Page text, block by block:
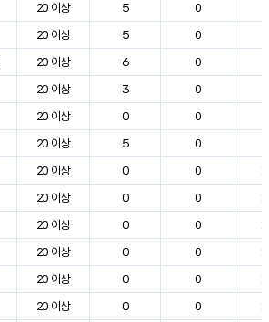
20 이상 5 0
20 이상 5 0
20 이상 6 0
20 이상 3 0
20 이상 0 0
20 이상 5 0
20 이상 0 0
20 이상 0 0
20 이상 0 0
20 이상 0 0
20 이상 0 0
20 이상 0 0